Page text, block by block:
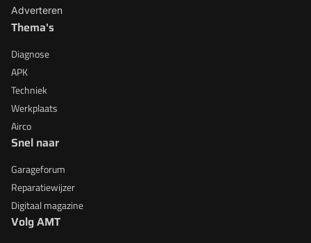
Adverteren
Thema's
Diagnose
APK
Techniek
Werkplaats
Airco
Snel naar
Garageforum
Reparatiewijzer
Digitaal magazine
Volg AMT